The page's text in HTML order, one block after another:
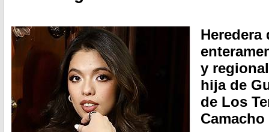
Heredera
y
hija de
de Los
Camacho